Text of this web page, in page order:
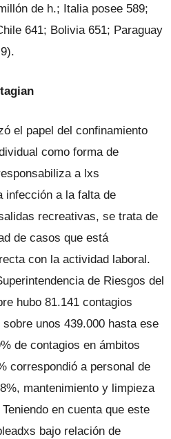
de h.; Italia posee 589;
641; Bolivia 651; Paraguay
el papel del confinamiento
como forma de
a lxs
infección a la falta de
recreativas, se trata de
de casos que está
con la actividad laboral.
de Riesgos del
hubo 81.141 contagios
unos 439.000 hasta ese
de contagios en ámbitos
correspondió a personal de
mantenimiento y limpieza
en cuenta que este
bajo relación de